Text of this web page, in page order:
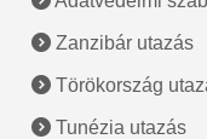
Zanzibár utazás
Törökország
Tunézia utazás